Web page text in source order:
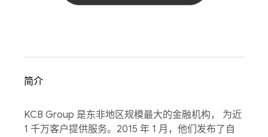
简介
KCB Group 是东非地区规模最大的金融机构， 为近
1 千万客户提供服务。2015 年 1 月，他们发布了自